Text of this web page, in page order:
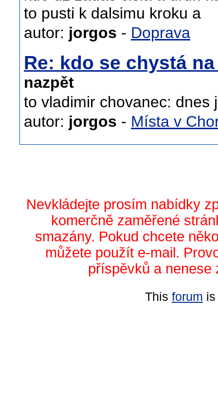
to pusti k dalsimu kroku a
autor: jorgos - Doprava
Re: kdo se chystá
nazpět
to vladimir chovanec: dnes
autor: jorgos - Místa v
Nevkládejte prosím nabídky
komerčně zaměřené
smazány. Pokud chcete
můžete použít e-mail.
příspěvků a nenese
This forum